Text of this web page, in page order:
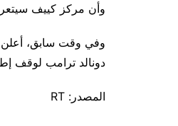
وأن مركز كييف
وفي وقت سابق، أعلن
دونالد ترامب لوقف
المصدر: RT